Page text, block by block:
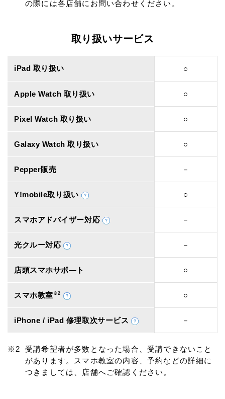
の際には各店舗にお問い合わせください。
取り扱いサービス
iPad 取り扱い ○
Apple Watch 取り扱い ○
Pixel Watch 取り扱い ○
Galaxy Watch 取り扱い ○
Pepper販売 －
Y!mobile取り扱い ○
スマホアドバイザー対応 －
光クルー対応 －
店頭スマホサポ―ト ○
スマホ教室 ※2 ○
iPhone / iPad 修理取次サービス －
受講希望者が多数となった場合、受講できないこと
があります。スマホ教室の内容、予約などの詳細に
つきましては、店舗へご確認ください。